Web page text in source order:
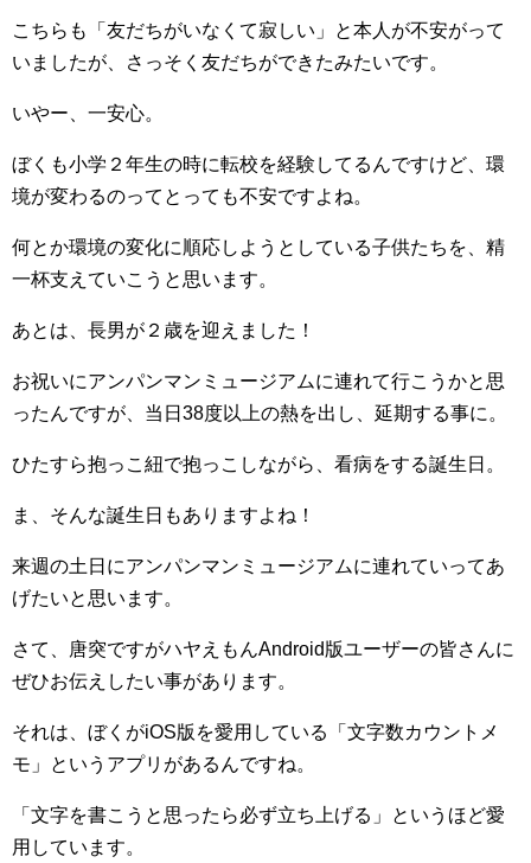
こちらも「友だちがいなくて寂しい」と本人が不安がって
いましたが、さっそく友だちができたみたいです。
いやー、一安心。
ぼくも小学２年生の時に転校を経験してるんですけど、環
境が変わるのってとっても不安ですよね。
何とか環境の変化に順応しようとしている子供たちを、精
一杯支えていこうと思います。
あとは、長男が２歳を迎えました！
お祝いにアンパンマンミュージアムに連れて行こうかと思
ったんですが、当日38度以上の熱を出し、延期する事に。
ひたすら抱っこ紐で抱っこしながら、看病をする誕生日。
ま、そんな誕生日もありますよね！
来週の土日にアンパンマンミュージアムに連れていってあ
げたいと思います。
さて、唐突ですがハヤえもんAndroid版ユーザーの皆さんに
ぜひお伝えしたい事があります。
それは、ぼくがiOS版を愛用している「文字数カウントメ
モ」というアプリがあるんですね。
「文字を書こうと思ったら必ず立ち上げる」というほど愛
用しています。